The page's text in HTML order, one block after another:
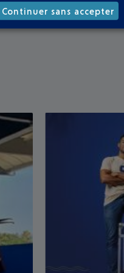
Continuer sans accepter